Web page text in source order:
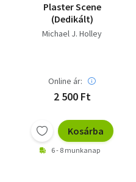
Plaster Scene
(Dedikált)
Michael J. Holley
Online ár:
2 500 Ft
Kosárba
6 - 8 munkanap